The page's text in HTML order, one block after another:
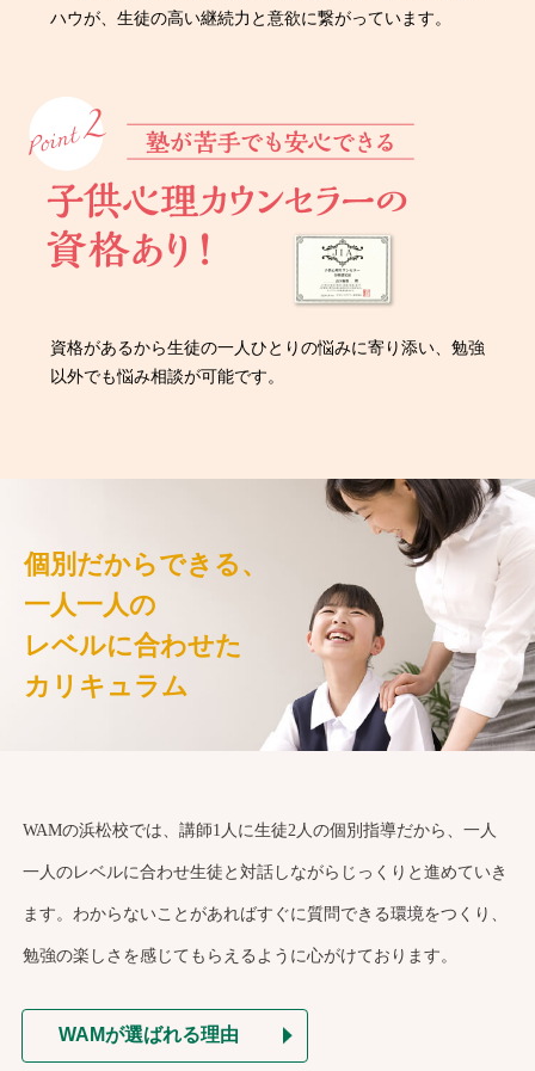
ハウが、生徒の高い継続力と意欲に繋がっています。
資格があるから生徒の一人ひとりの悩みに寄り添い、勉強
以外でも悩み相談が可能です。
個別だからできる、
一人一人の
レベルに合わせた
カリキュラム
WAMの浜松校では、講師1人に生徒2人の個別指導だから、一人
一人のレベルに合わせ生徒と対話しながらじっくりと進めていき
ます。わからないことがあればすぐに質問できる環境をつくり、
勉強の楽しさを感じてもらえるように心がけております。
WAMが選ばれる理由